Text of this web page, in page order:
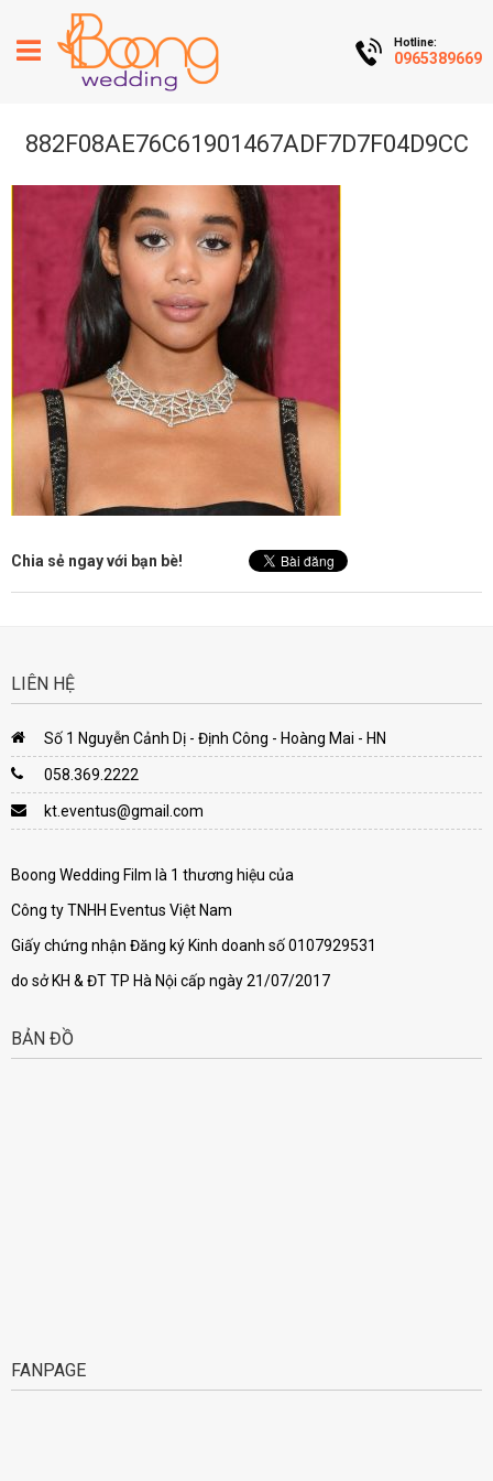
Hotline:
0965389669
882F08AE76C61901467ADF7D7F04D9CC
Chia sẻ ngay với bạn bè!
LIÊN HỆ
Số 1 Nguyễn Cảnh Dị - Định Công - Hoàng Mai - HN
058.369.2222
kt.eventus@gmail.com
Boong Wedding Film là 1 thương hiệu của
Công ty TNHH Eventus Việt Nam
Giấy chứng nhận Đăng ký Kinh doanh số 0107929531
do sở KH & ĐT TP Hà Nội cấp ngày 21/07/2017
BẢN ĐỒ
FANPAGE